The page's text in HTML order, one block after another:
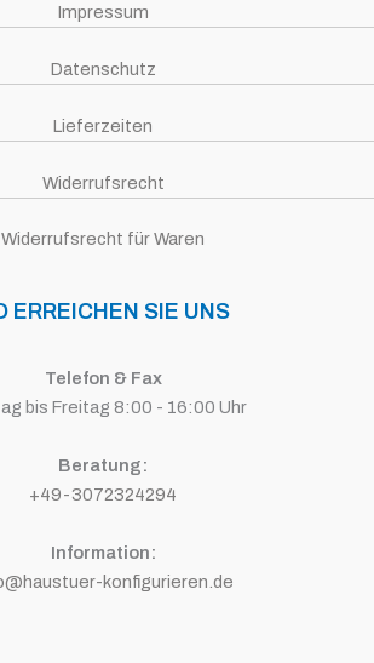
Impressum
Datenschutz
Lieferzeiten
Widerrufsrecht
Widerrufsrecht für Waren
ERREICHEN SIE UNS
Telefon & Fax
bis Freitag 8:00 - 16:00 Uhr
Beratung:
+49-3072324294
Information:
konfigurieren.de